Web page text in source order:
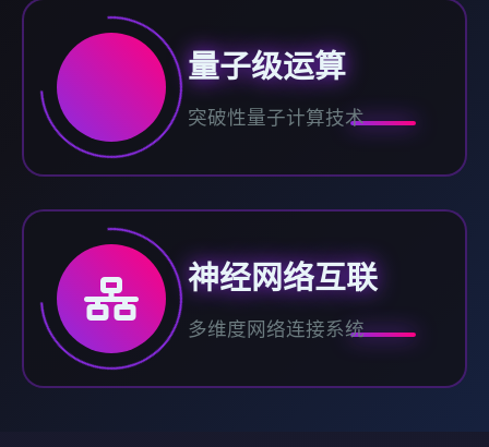
量子级运算
突破性量子计算技术
神经网络互联
多维度网络连接系统